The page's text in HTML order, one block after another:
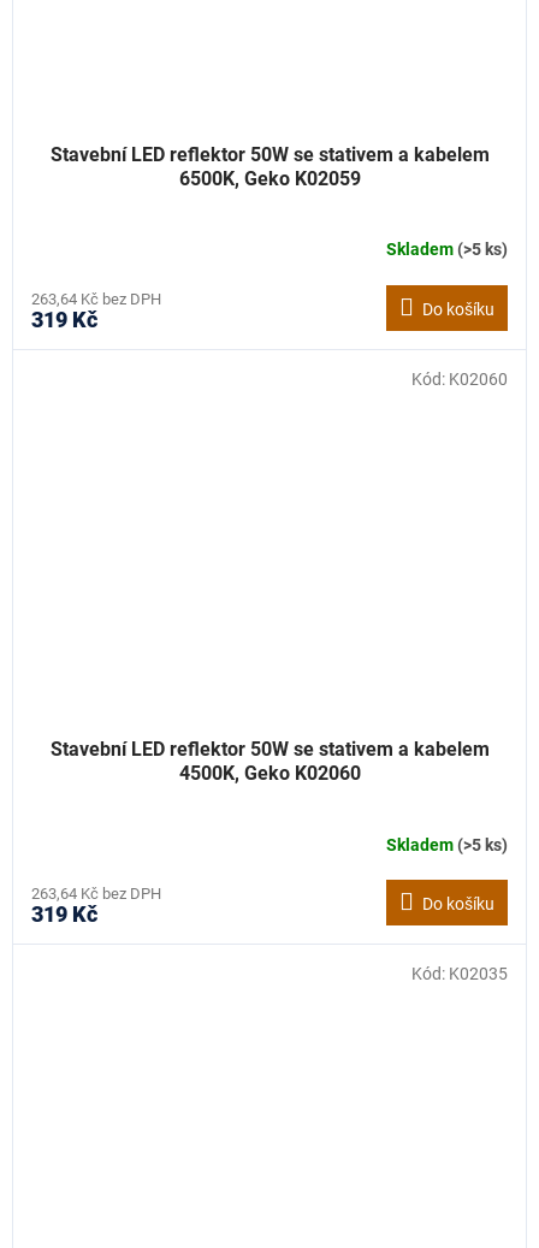
Stavební LED reflektor 50W se stativem a kabelem
6500K, Geko K02059
Skladem(>5 ks)
263,64 Kč bez DPH
319 Kč Do košíku
Stavební LED reflektor 50W se stativem a kabelem
4500K, Geko K02060
Skladem(>5 ks)
263,64 Kč bez DPH
319 Kč Do košíku
Kód: K02060
Kód: K02035